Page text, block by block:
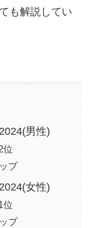
も解説してい
男性)
位
プ
女性)
位
プ